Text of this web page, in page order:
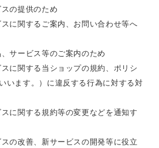
スの提供のため
スに関するご案内、お問い合わせ等へ
サービス等のご案内のため
スに関する当ショップの規約、ポリシ
います。）に違反する行為に対する対
スに関する規約等の変更などを通知す
スの改善、新サービスの開発等に役立